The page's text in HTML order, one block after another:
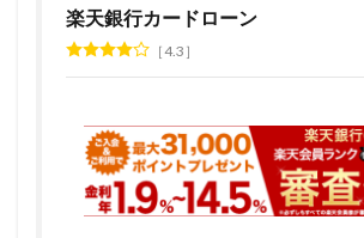
楽天銀行カードローン
4.3